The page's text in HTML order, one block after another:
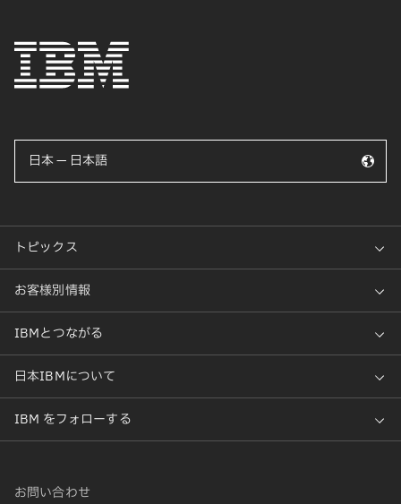
日本 — 日本語
お問い合わせ